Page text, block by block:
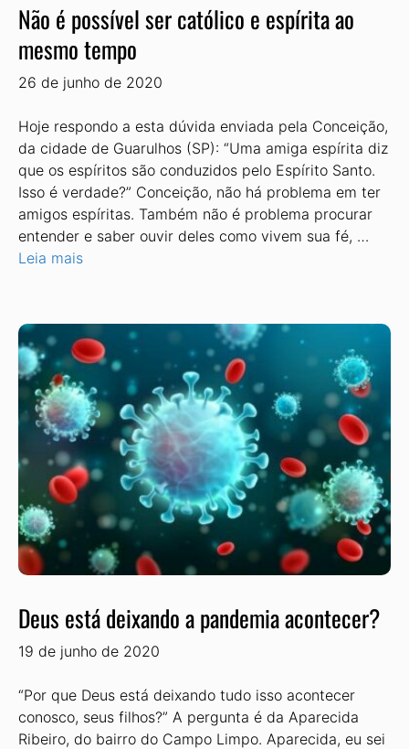
Não é possível ser católico e espírita ao
mesmo tempo
26 de junho de 2020
Hoje respondo a esta dúvida enviada pela Conceição,
da cidade de Guarulhos (SP): “Uma amiga espírita diz
que os espíritos são conduzidos pelo Espírito Santo.
Isso é verdade?” Conceição, não há problema em ter
amigos espíritas. Também não é problema procurar
entender e saber ouvir deles como vivem sua fé, …
Leia mais
Deus está deixando a pandemia acontecer?
19 de junho de 2020
“Por que Deus está deixando tudo isso acontecer
conosco, seus filhos?” A pergunta é da Aparecida
Ribeiro, do bairro do Campo Limpo. Aparecida, eu sei